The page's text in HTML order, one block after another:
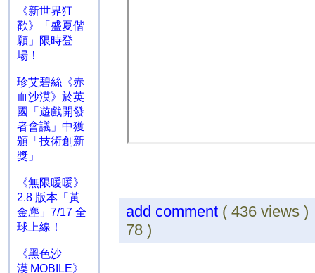
《新世界狂
歡》「盛夏偕
願」限時登
場！
珍艾碧絲《赤
血沙漠》於英
國「遊戲開發
者會議」中獲
頒「技術創新
獎」
《無限暖暖》
2.8 版本「黃
金塵」7/17 全
球上線！
《黑色沙
漠 MOBILE》
add comment ( 436
78 )